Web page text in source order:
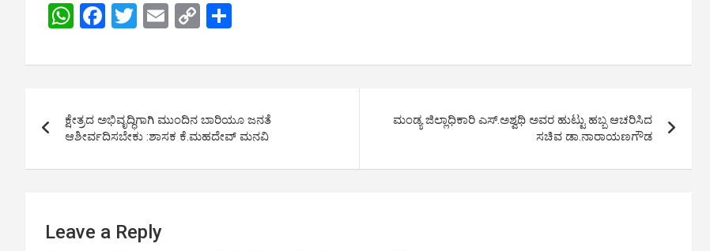
W
at
A
p
p
F
ce
o
o
k
T
tt
E
ail
C
py
n
k
ar
navigation
ಕ್ಷೇತ್ರದ ಅಭಿವೃದ್ಧಿಗಾಗಿ ಮುಂದಿನ ಬಾರಿಯೂ ಜನತೆ
ಆಶೀರ್ವದಿಸಬೇಕು :ಶಾಸಕ ಕೆ.ಮಹದೇವ್ ಮನವಿ
ಮಂಡ್ಯ ಜಿಲ್ಲಾಧಿಕಾರಿ ಎಸ್.ಅಶ್ವಥಿ ಅವರ ಹುಟ್ಟು ಹಬ್ಬ ಆಚರಿಸಿದ
ಸಚಿವ ಡಾ.ನಾರಾಯಣಗೌಡ
Leave a Reply